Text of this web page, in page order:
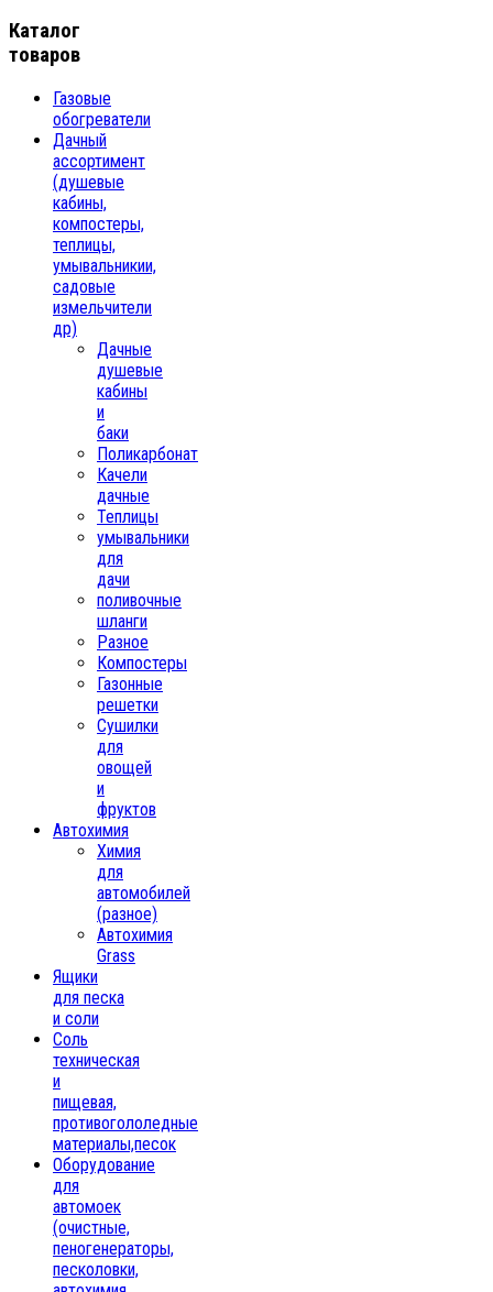
Каталог
товаров
Газовые
обогреватели
Дачный
ассортимент
(душевые
кабины,
компостеры,
теплицы,
умывальникии,
садовые
измельчители
др)
Дачные
душевые
кабины
и
баки
Поликарбонат
Качели
дачные
Теплицы
умывальники
для
дачи
поливочные
шланги
Разное
Компостеры
Газонные
решетки
Сушилки
для
овощей
и
фруктов
Автохимия
Химия
для
автомобилей
(разное)
Автохимия
Grass
Ящики
для песка
и соли
Соль
техническая
и
пищевая,
противогололедные
материалы,песок
Oборудование
для
автомоек
(очистные,
пеногенераторы,
песколовки,